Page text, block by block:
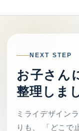
NEXT STEP
お子さん
整理しま
ミライデザイン
りも、 「どこで